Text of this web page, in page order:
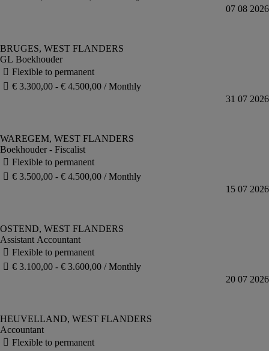
GL Boekhouder
Boekhouder - Fiscalist
Assistant Accountant
Accountant